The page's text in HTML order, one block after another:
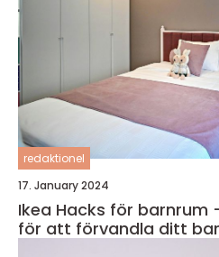
redaktionel
17. January 2024
Ikea Hacks för barnrum
för att förvandla ditt